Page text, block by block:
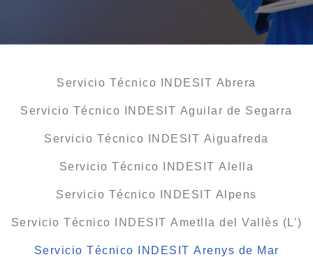
Servicio Técnico INDESIT Abrera
Servicio Técnico INDESIT Aguilar de Segarra
Servicio Técnico INDESIT Aiguafreda
Servicio Técnico INDESIT Alella
Servicio Técnico INDESIT Alpens
Servicio Técnico INDESIT Ametlla del Vallès (L’)
Servicio Técnico INDESIT Arenys de Mar